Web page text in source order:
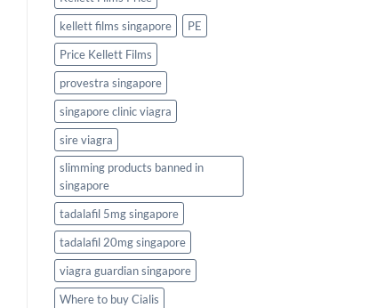
kellett films singapore
PE
Price Kellett Films
provestra singapore
singapore clinic viagra
sire viagra
slimming products banned in
singapore
tadalafil 5mg singapore
tadalafil 20mg singapore
viagra guardian singapore
Where to buy Cialis